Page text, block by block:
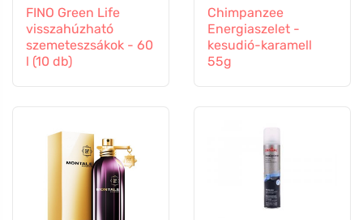
FINO Green Life
visszahúzható
szemeteszsákok - 60
l (10 db)
Chimpanzee
Energiaszelet -
kesudió-karamell
55g